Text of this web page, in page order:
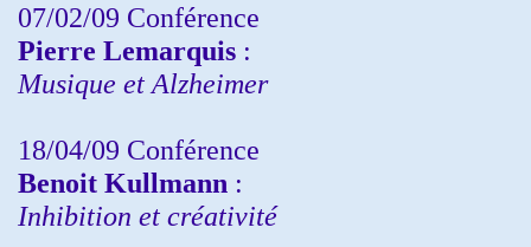
07/02/09 Conférence
Pierre Lemarquis :
Musique et Alzheimer
18/04/09 Conférence
Benoit Kullmann :
Inhibition et créativité